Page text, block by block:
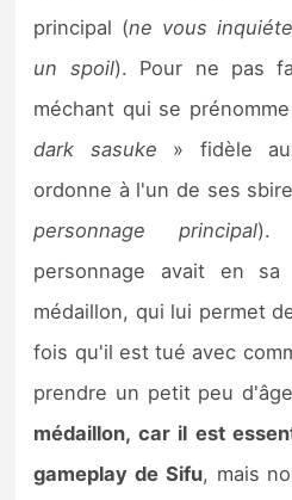
principal (ne vous
un spoil). Pour ne pas
méchant qui se prénomme
dark sasuke » fidèle
ordonne à l'un de ses
personnage principal).
personnage avait en
médaillon, qui lui permet
fois qu'il est tué avec
prendre un petit peu
médaillon, car il est
gameplay de Sifu, mais